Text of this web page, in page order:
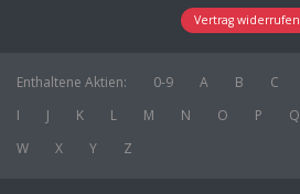
Vertrag widerrufen
Enthaltene Aktien: 0-9 A B C
I
J K L M N O P Q
W
X Y Z